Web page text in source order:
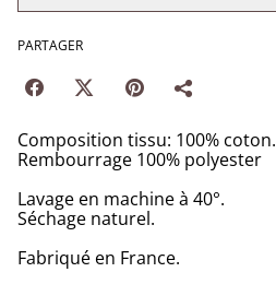
PARTAGER
Composition tissu: 100% coton.
Rembourrage 100% polyester
Lavage en machine à 40°.
Séchage naturel.
Fabriqué en France.